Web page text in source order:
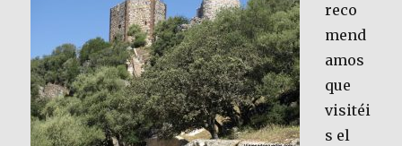
reco
mend
amos
que
visitéi
s el